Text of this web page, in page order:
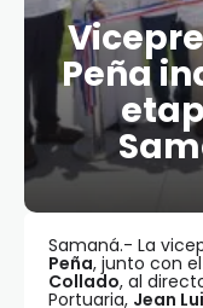
Peña
Samaná.- La
Peña, junto con
Collado, al
Portuaria, Jean